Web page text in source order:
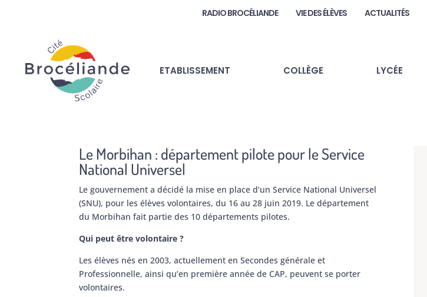
RADIO BROCÉLIANDE VIE DES ÉLÈVES ACTUALITÉS
ETABLISSEMENT COLLÈGE LYCÉE
Le Morbihan : département pilote pour le Service
National Universel
Le gouvernement a décidé la mise en place d’un Service National Universel
(SNU), pour les élèves volontaires, du 16 au 28 juin 2019. Le département
du Morbihan fait partie des 10 départements pilotes.
Qui peut être volontaire ?
Les élèves nés en 2003, actuellement en Secondes générale et
Professionnelle, ainsi qu’en première année de CAP, peuvent se porter
volontaires.